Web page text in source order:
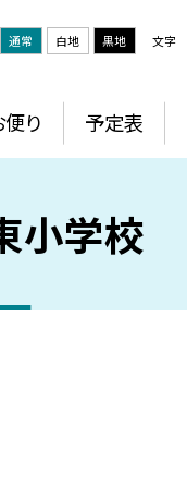
通常 白地 黒地 文字
り 予定表
小学校